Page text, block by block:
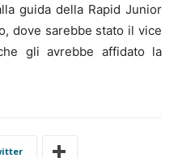
guida della Rapid Junior
dove sarebbe stato il vice
gli avrebbe affidato la